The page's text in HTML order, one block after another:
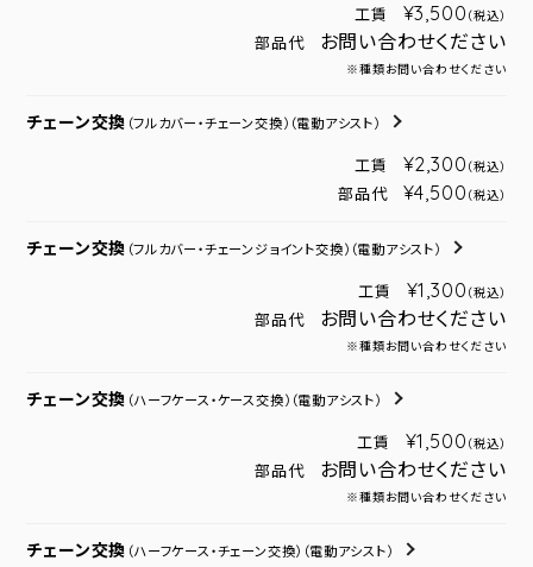
工賃 ¥3,500 （税込）
部品代 お問い合わせください
※種類お問い合わせください
チェーン交換 （フルカバー・チェーン交換） （電動アシスト）
工賃 ¥2,300 （税込）
部品代 ¥4,500 （税込）
チェーン交換 （フルカバー・チェーンジョイント交換） （電動アシスト）
工賃 ¥1,300 （税込）
部品代 お問い合わせください
※種類お問い合わせください
チェーン交換 （ハーフケース・ケース交換） （電動アシスト）
工賃 ¥1,500 （税込）
部品代 お問い合わせください
※種類お問い合わせください
チェーン交換 （ハーフケース・チェーン交換） （電動アシスト）